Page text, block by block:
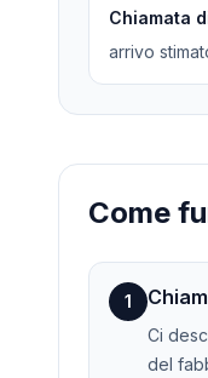
Chiamata
arrivo
Come
1
Ci
del